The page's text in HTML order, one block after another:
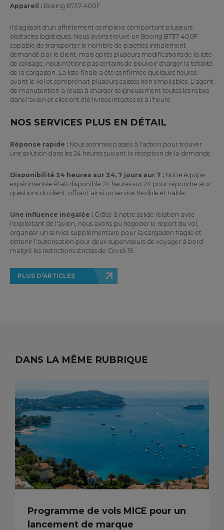
Appareil : Boeing B737-400F
Il s'agissait d'un affrètement complexe comportant plusieurs
obstacles logistiques. Nous avons trouvé un Boeing B737-400F
capable de transporter le nombre de palettes initialement
demandé par le client, mais après plusieurs modifications de la liste
de colisage, nous n'étions pas certains de pouvoir charger la totalité
de la cargaison. La liste finale a été confirmée quelques heures
avant le vol et comprenait plusieurs caisses non empilables. L'agent
de manutention a réussi à charger soigneusement toutes les robes
dans l'avion et elles ont été livrées intactes et à l'heure.
NOS SERVICES PLUS EN DÉTAIL
Réponse rapide : Nous sommes passés à l'action pour trouver
une solution dans les 24 heures suivant la réception de la demande.
Disponibilité 24 heures sur 24, 7 jours sur 7 : Notre équipe
expérimentée était disponible 24 heures sur 24 pour répondre aux
questions du client, offrant ainsi un service flexible et fiable.
Une influence inégalée : Grâce à notre solide relation avec
l'exploitant de l'avion, nous avons pu négocier le report du vol,
organiser un service supplémentaire pour la cargaison fragile et
obtenir l'autorisation pour deux superviseurs de voyager à bord
malgré les restrictions strictes de Covid-19.
PLUS D'ARTICLES
DANS LA MÊME RUBRIQUE
Programme de vols MICE pour un
lancement de marque